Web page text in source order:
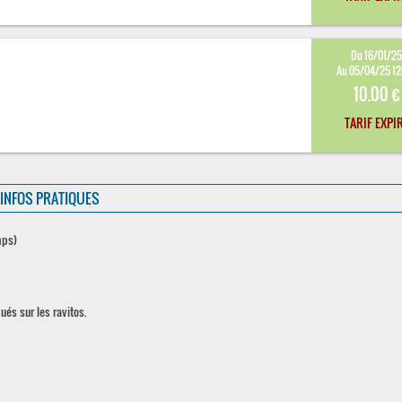
Du 16/01/25
Au 05/04/25
10.00 €
TARIF
INFOS PRATIQUES
sur les ravitos.